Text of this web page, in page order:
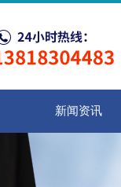
新闻资讯